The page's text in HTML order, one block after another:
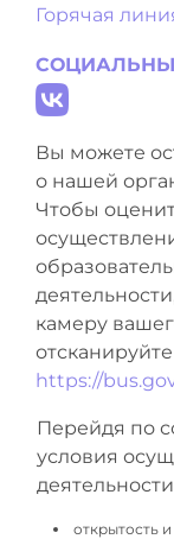
Горячая
Вы можете
о нашей
Чтобы
камеру
https://
Перейдя по
условия
открытость